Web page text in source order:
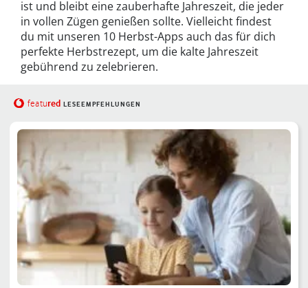
ist und bleibt eine zauberhafte Jahreszeit, die jeder
in vollen Zügen genießen sollte. Vielleicht findest
du mit unseren 10 Herbst-Apps auch das für dich
perfekte Herbstrezept, um die kalte Jahreszeit
gebührend zu zelebrieren.
featured LESEEMPFEHLUNGEN